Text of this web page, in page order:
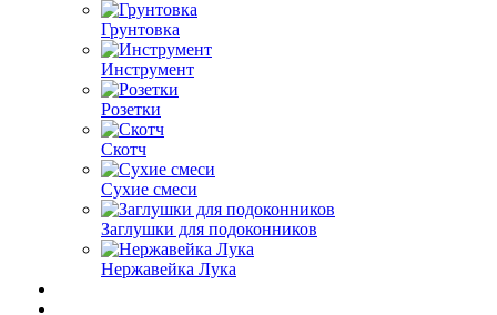
Грунтовка
Инструмент
Розетки
Скотч
Сухие смеси
Заглушки для подоконников
Нержавейка Лука